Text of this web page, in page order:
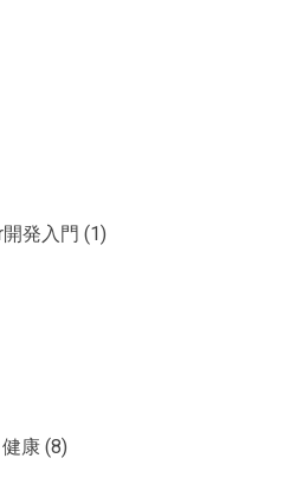
発入門 (1)
康 (8)